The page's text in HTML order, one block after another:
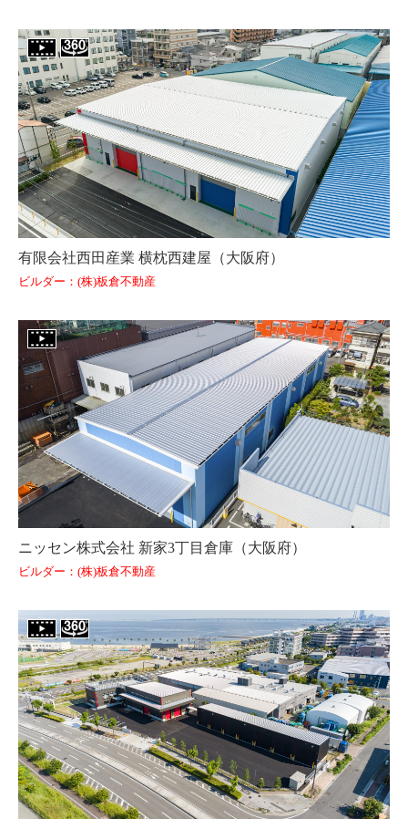
有限会社西田産業 横枕西建屋（大阪府）
ビルダー：(株)板倉不動産
ニッセン株式会社 新家3丁目倉庫（大阪府）
ビルダー：(株)板倉不動産